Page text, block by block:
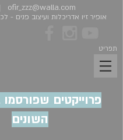
ofir_zzz@walla.com
אופיר זיו אדריכלות ועיצוב פנים -
תפריט
פרוייקטים שפורסמו
השונים